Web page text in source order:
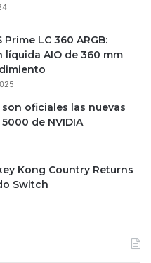
Prime LC 360 ARGB:
líquida AIO de 360 mm
son oficiales las nuevas
de NVIDIA
Kong Country Returns
Switch